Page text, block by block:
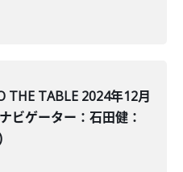
THE TABLE 2024年12月
ビゲーター：石田健：